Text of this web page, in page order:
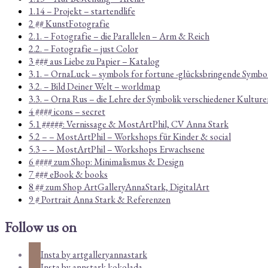
1.14 – Projekt – startendlife
2 ## KunstFotografie
2.1. – Fotografie – die Parallelen – Arm & Reich
2.2. – Fotografie – just Color
3 ### aus Liebe zu Papier – Katalog
3.1. – OrnaLuck – symbols for fortune -glücksbringende
3.2. – Bild Deiner Welt – worldmap
3.3. – Orna Rus – die Lehre der Symbolik verschiedener
4 #### icons – secret
5.1 #####: Vernissage & MostArtPhil, CV Anna Stark
5.2 – – MostArtPhil – Workshops für Kinder & social
5.3 – – MostArtPhil – Workshops Erwachsene
6 #### zum Shop: Minimalismus & Design
7 ### eBook & books
8 ## zum Shop ArtGalleryAnnaStark, DigitalArt
9 # Portrait Anna Stark & Referenzen
Follow us on
Insta by artgalleryannastark